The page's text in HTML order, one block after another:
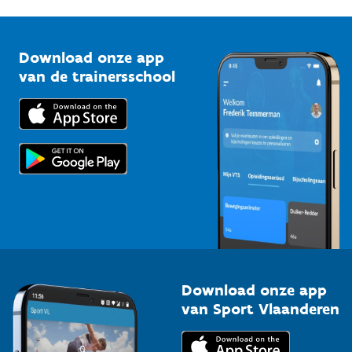
Bedrijven
Trainers en begeleiders
Topsporters
Vlaamse Trainersschool
Kennisplatform
Downloads
Voor de pers
Download onze app
van de trainersschool
Download onze app
van Sport Vlaanderen